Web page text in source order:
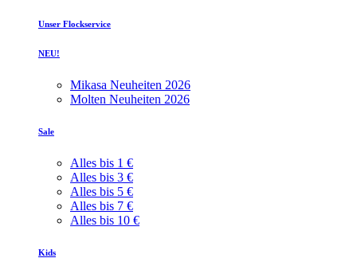
Unser Flockservice
NEU!
Mikasa Neuheiten 2026
Molten Neuheiten 2026
Sale
Alles bis 1 €
Alles bis 3 €
Alles bis 5 €
Alles bis 7 €
Alles bis 10 €
Kids